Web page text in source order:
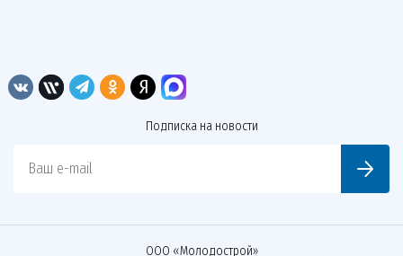
Подписка на новости
Ваш e-mail
ООО «Молодострой»